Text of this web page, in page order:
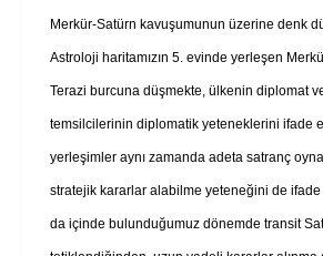
Merkür-Satürn kavuşumunun üzerine denk
Astroloji haritamızın 5. evinde yerleşen
Terazi burcuna düşmekte, ülkenin diplomat
temsilcilerinin diplomatik yeteneklerini ifade
yerleşimler aynı zamanda adeta satranç
stratejik kararlar alabilme yeteneğini de
da içinde bulunduğumuz dönemde transit